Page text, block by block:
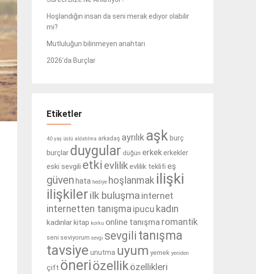
Hoşlandığın insan da seni merak ediyor olabilir
mi?
Mutluluğun bilinmeyen anahtarı
2026’da Burçlar
Etiketler
40 yaş üstü aldatılma arkadaş ayrılık aşk burç
burçlar duygular düğün erkekerkekler
eski sevgili etki evlilikevlilik teklifi eş
güven hata hediye hoşlanmak ilişki
ilişkiler ilk buluşma internet
internetten tanışmaipucu kadın
kadınlarkitap korku online tanışma romantik
seni seviyorum sevgi sevgili tanışma
tavsiye unutma uyum yemek yeniden
çift öneriözelliközellikleri